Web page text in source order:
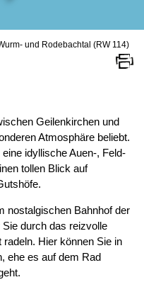
und Rodebachtal (RW 114)
Geilenkirchen und
Atmosphäre beliebt.
idyllische Auen-, Feld-
tollen Blick auf
nostalgischen Bahnhof der
durch das reizvolle
Hier können Sie in
ehe es auf dem Rad